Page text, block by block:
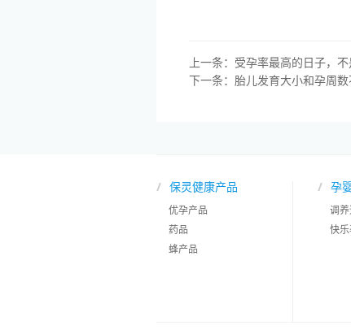
上一条： 受孕率最高的日子，
下一条： 胎儿发育大小和孕周
保灵健康产品
优孕产品
药品
蜂产品
孕
调
快乐